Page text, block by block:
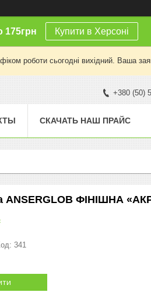
175грн Купити в Херсоні
роботи сьогодні вихідний. Ваша
+380 (50)
СКАЧАТЬ НАШ ПРАЙС
ANSERGLOB ФІНІШНА
341